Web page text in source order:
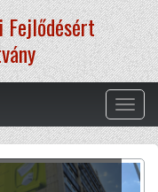
Fejlődésért